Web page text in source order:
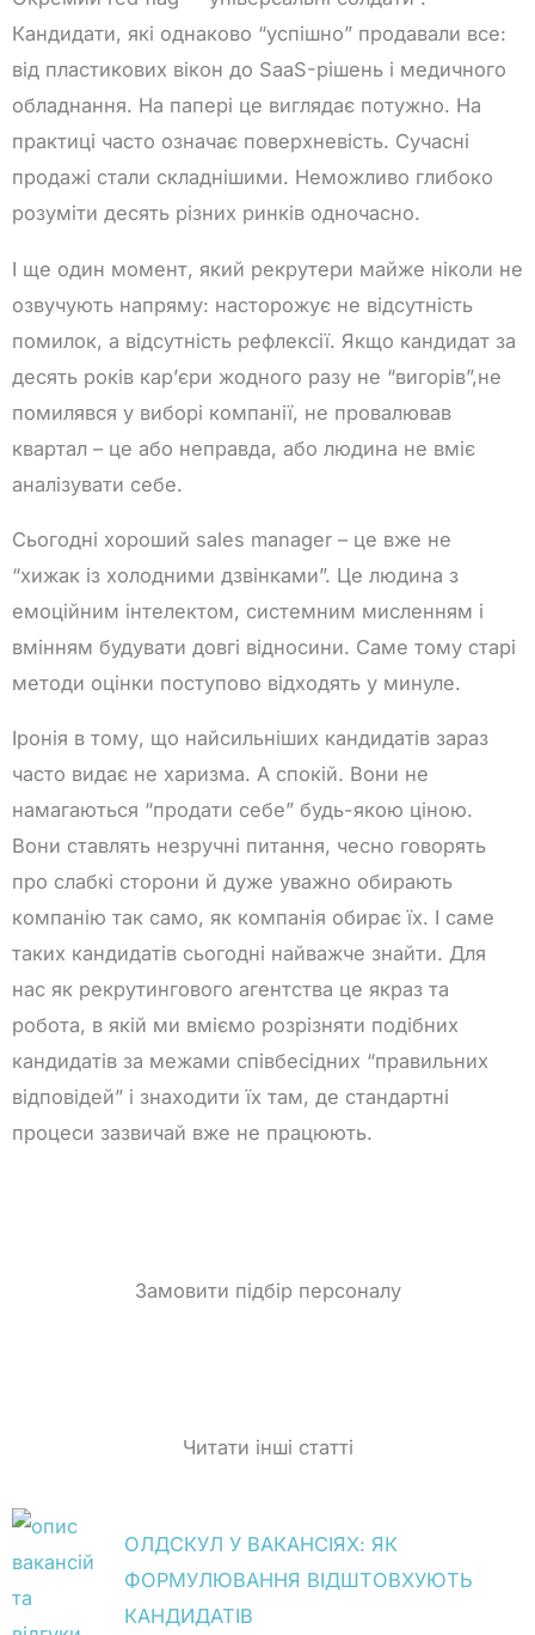
Кандидати, які однаково “успішно” продавали все:
від пластикових вікон до SaaS-рішень і медичного
обладнання. На папері це виглядає потужно. На
практиці часто означає поверхневість. Сучасні
продажі стали складнішими. Неможливо глибоко
розуміти десять різних ринків одночасно.
І ще один момент, який рекрутери майже ніколи не
озвучують напряму: насторожує не відсутність
помилок, а відсутність рефлексії. Якщо кандидат за
десять років кар’єри жодного разу не “вигорів”,не
помилявся у виборі компанії, не провалював
квартал – це або неправда, або людина не вміє
аналізувати себе.
Сьогодні хороший sales manager – це вже не
“хижак із холодними дзвінками”. Це людина з
емоційним інтелектом, системним мисленням і
вмінням будувати довгі відносини. Саме тому старі
методи оцінки поступово відходять у минуле.
Іронія в тому, що найсильніших кандидатів зараз
часто видає не харизма. А спокій. Вони не
намагаються “продати себе” будь-якою ціною.
Вони ставлять незручні питання, чесно говорять
про слабкі сторони й дуже уважно обирають
компанію так само, як компанія обирає їх. І саме
таких кандидатів сьогодні найважче знайти. Для
нас як рекрутингового агентства це якраз та
робота, в якій ми вміємо розрізняти подібних
кандидатів за межами співбесідних “правильних
відповідей” і знаходити їх там, де стандартні
процеси зазвичай вже не працюють.
Замовити підбір персоналу
Читати інші статті
ОЛДСКУЛ У ВАКАНСІЯХ: ЯК
ФОРМУЛЮВАННЯ ВІДШТОВХУЮТЬ
КАНДИДАТІВ